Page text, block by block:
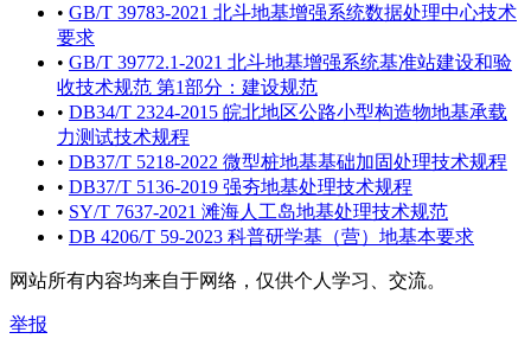
• GB/T 39783-2021 北斗地基增强系统数据处理中心技术
要求
• GB/T 39772.1-2021 北斗地基增强系统基准站建设和验
收技术规范 第1部分：建设规范
• DB34/T 2324-2015 皖北地区公路小型构造物地基承载
力测试技术规程
• DB37/T 5218-2022 微型桩地基基础加固处理技术规程
• DB37/T 5136-2019 强夯地基处理技术规程
• SY/T 7637-2021 滩海人工岛地基处理技术规范
• DB 4206/T 59-2023 科普研学基（营）地基本要求
网站所有内容均来自于网络，仅供个人学习、交流。
举报